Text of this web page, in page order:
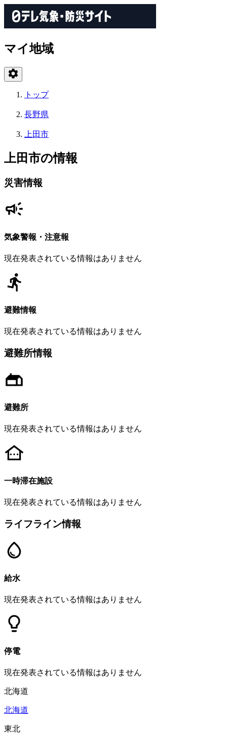
マイ地域
トップ
長野県
上田市
上田市の情報
災害情報
気象警報・注意報
現在発表されている情報はありません
避難情報
現在発表されている情報はありません
避難所情報
避難所
現在発表されている情報はありません
一時滞在施設
現在発表されている情報はありません
ライフライン情報
給水
現在発表されている情報はありません
停電
現在発表されている情報はありません
北海道
北海道
東北